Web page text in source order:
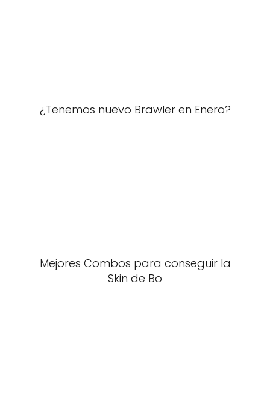
¿Tenemos nuevo Brawler en Enero?
Mejores Combos para conseguir la
Skin de Bo